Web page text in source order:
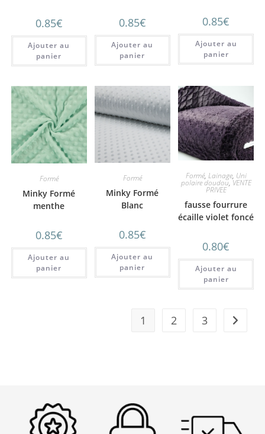
0.85€
Ajouter au
panier
0.85€
Ajouter au
panier
0.85€
Ajouter au
panier
Formé
Minky Formé
menthe
0.85€
Ajouter au
panier
Formé
Minky Formé
Blanc
0.85€
Ajouter au
panier
Formé, Lainage, Uni
polaire doudou,VENTE
PRIVEE
fausse fourrure
écaille violet foncé
0.80€
Ajouter au
panier
1 2 3